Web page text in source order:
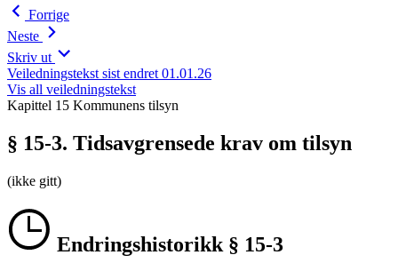
Forrige
Neste
Skriv ut
Veiledningstekst sist endret 01.01.26
Vis all veiledningstekst
Kapittel 15 Kommunens tilsyn
§ 15-3. Tidsavgrensede krav om tilsyn
(ikke gitt)
Endringshistorikk § 15-3